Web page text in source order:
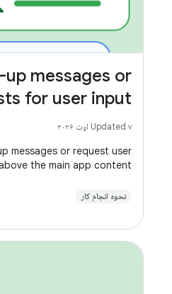
up messages or
for user input
Updated ۷ اوت ۲۰۲۶
messages or request user
the main app content.
نحوه انجام کار